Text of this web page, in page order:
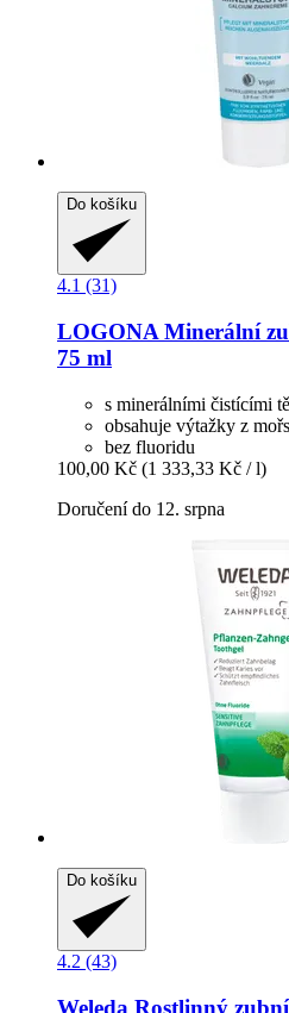
Do košíku
4.1 (31)
LOGONA Minerální
75 ml
s minerálními čistícími
obsahuje výtažky z
bez fluoridu
100,00 Kč (1 333,33 Kč / l)
Doručení do 12. srpna
Do košíku
4.2 (43)
Weleda Rostlinný